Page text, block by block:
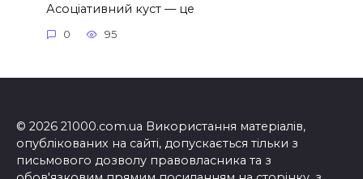
Асоціативний куст — це
0 95
© 2026 21000.com.ua Використання матеріалів,
опублікованих на сайті, допускається тільки з
письмового дозволу правовласника та з